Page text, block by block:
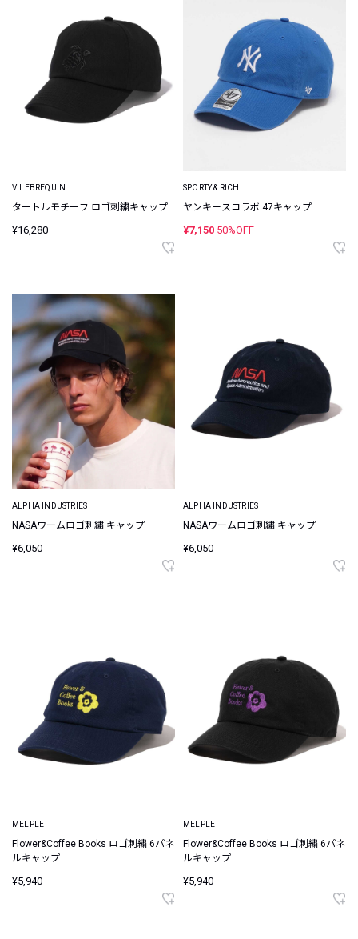
VILEBREQUIN
タートルモチーフ ロゴ刺繍キャップ
¥16,280
SPORTY & RICH
ヤンキースコラボ 47キャップ
¥7,150 50%OFF
ALPHA INDUSTRIES
NASAワームロゴ刺繍 キャップ
¥6,050
ALPHA INDUSTRIES
NASAワームロゴ刺繍 キャップ
¥6,050
MELPLE
Flower&Coffee Books ロゴ刺繍 6パネ
ルキャップ
¥5,940
MELPLE
Flower&Coffee Books ロゴ刺繍 6パネ
ルキャップ
¥5,940